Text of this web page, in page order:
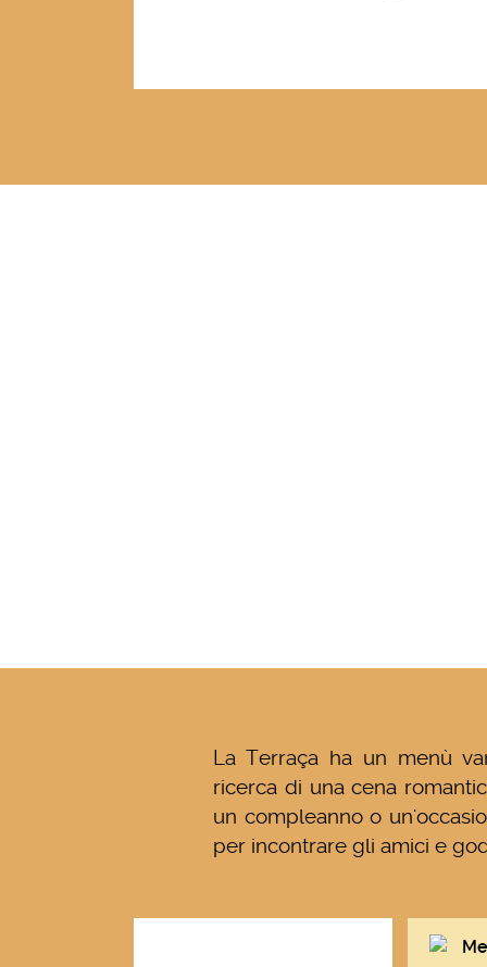
La Terraça ha un menù
ricerca di una cena
un compleanno o
per incontrare gli amici e